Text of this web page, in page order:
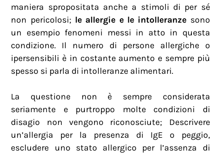
maniera spropositata anche a stimoli di per sé
non pericolosi; le allergie e le intolleranze sono
un esempio fenomeni messi in atto in questa
condizione. Il numero di persone allergiche o
ipersensibili è in costante aumento e sempre più
spesso si parla di intolleranze alimentari.
La questione non è sempre considerata
seriamente e purtroppo molte condizioni di
disagio non vengono riconosciute; Descrivere
un’allergia per la presenza di IgE o peggio,
escludere uno stato allergico per l’assenza di